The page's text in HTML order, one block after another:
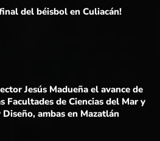
del béisbol en Culiacán!
Jesús Madueña el avance de
Facultades de Ciencias del Mar y
ambas en Mazatlán